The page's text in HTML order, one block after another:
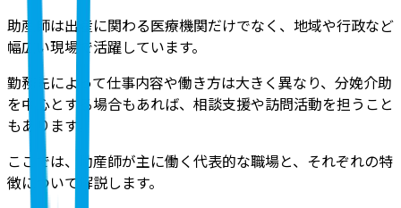
助産師は出産に関わる医療機関だけでなく、地域や行政など
幅広い現場で活躍しています。
勤務先によって仕事内容や働き方は大きく異なり、分娩介助
を中心とする場合もあれば、相談支援や訪問活動を担うこと
もあります。
ここでは、助産師が主に働く代表的な職場と、それぞれの特
徴について解説します。